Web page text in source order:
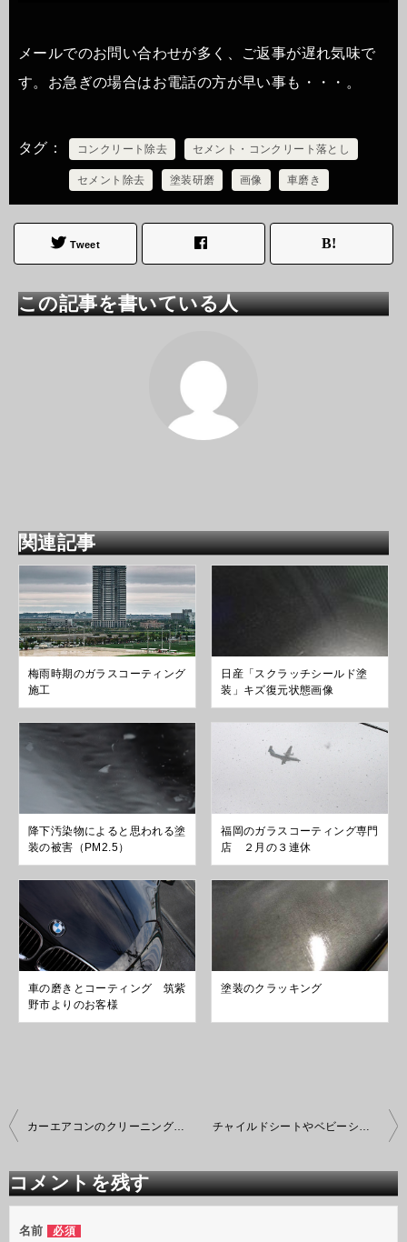
メールでのお問い合わせが多く、ご返事が遅れ気味で
す。お急ぎの場合はお電話の方が早い事も・・・。
タグ コンクリート除去 セメント・コンクリート落とし
セメント除去 塗装研磨 画像 車磨き
Tweet
この記事を書いている人
関連記事
梅雨時期のガラスコーティング
施工
日産「スクラッチシールド塗
装」キズ復元状態画像
降下汚染物によると思われる塗
装の被害（PM2.5）
福岡のガラスコーティング専門
店 ２月の３連休
車の磨きとコーティング 筑紫
野市よりのお客様
塗装のクラッキング
投
稿
ビ
ゲ
ー
シ
カーエアコンのクリーニングと殺菌 チャイルドシートやベビーシートのクリーニング
コメントを残す
名前 必須